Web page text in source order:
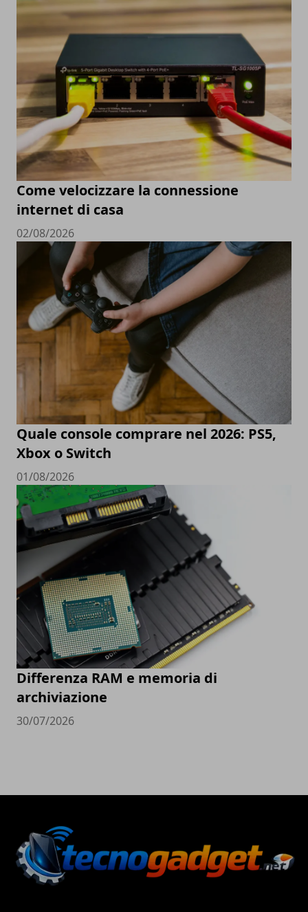
Come velocizzare la connessione
internet di casa
02/08/2026
Quale console comprare nel 2026: PS5,
Xbox o Switch
01/08/2026
Differenza RAM e memoria di
archiviazione
30/07/2026